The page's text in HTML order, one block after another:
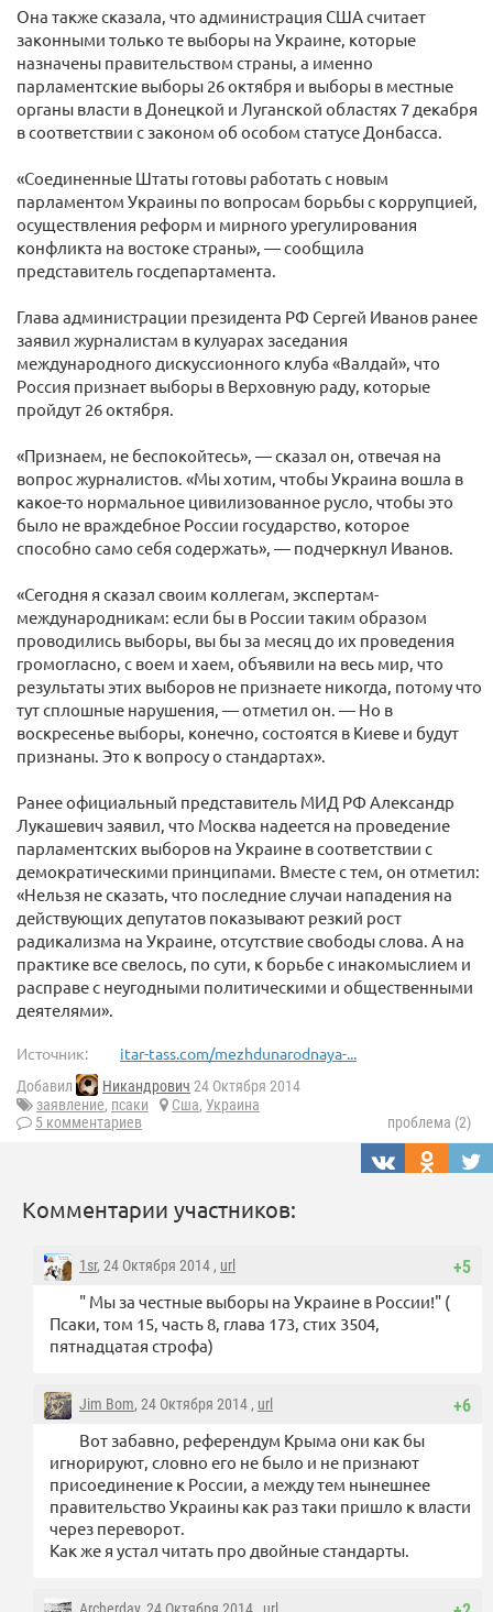
Она также сказала, что администрация США считает
законными только те выборы на Украине, которые
назначены правительством страны, а именно
парламентские выборы 26 октября и выборы в местные
органы власти в Донецкой и Луганской областях 7 декабря
в соответствии с законом об особом статусе Донбасса.
«Соединенные Штаты готовы работать с новым
парламентом Украины по вопросам борьбы с коррупцией,
осуществления реформ и мирного урегулирования
конфликта на востоке страны», — сообщила
представитель госдепартамента.
Глава администрации президента РФ Сергей Иванов ранее
заявил журналистам в кулуарах заседания
международного дискуссионного клуба «Валдай», что
Россия признает выборы в Верховную раду, которые
пройдут 26 октября.
«Признаем, не беспокойтесь», — сказал он, отвечая на
вопрос журналистов. «Мы хотим, чтобы Украина вошла в
какое-то нормальное цивилизованное русло, чтобы это
было не враждебное России государство, которое
способно само себя содержать», — подчеркнул Иванов.
«Сегодня я сказал своим коллегам, экспертам-
международникам: если бы в России таким образом
проводились выборы, вы бы за месяц до их проведения
громогласно, с воем и хаем, объявили на весь мир, что
результаты этих выборов не признаете никогда, потому что
тут сплошные нарушения, — отметил он. — Но в
воскресенье выборы, конечно, состоятся в Киеве и будут
признаны. Это к вопросу о стандартах».
Ранее официальный представитель МИД РФ Александр
Лукашевич заявил, что Москва надеется на проведение
парламентских выборов на Украине в соответствии с
демократическими принципами. Вместе с тем, он отметил:
«Нельзя не сказать, что последние случаи нападения на
действующих депутатов показывают резкий рост
радикализма на Украине, отсутствие свободы слова. А на
практике все свелось, по сути, к борьбе с инакомыслием и
расправе с неугодными политическими и общественными
деятелями».
Источник: itar-tass.com/mezhdunarodnaya-...
Добавил Никандрович 24 Октября 2014
заявление, псаки Сша, Украина
5 комментариев
проблема (2)
Комментарии участников:
+5
1sr, 24 Октября 2014 , url
" Мы за честные выборы на Украине в России!" (
Псаки, том 15, часть 8, глава 173, стих 3504,
пятнадцатая строфа)
+6
Jim Bom, 24 Октября 2014 , url
Вот забавно, референдум Крыма они как бы
игнорируют, словно его не было и не признают
присоединение к России, а между тем нынешнее
правительство Украины как раз таки пришло к власти
через переворот.
Как же я устал читать про двойные стандарты.